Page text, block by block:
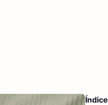
Índice